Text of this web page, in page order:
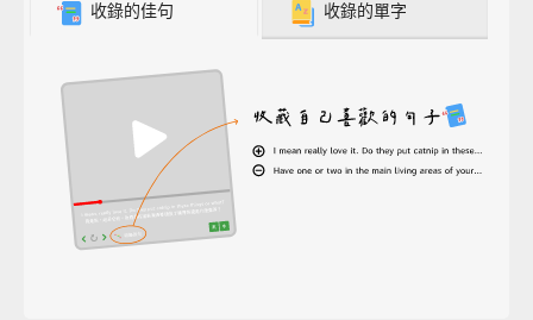
收錄的佳句 收錄的單字